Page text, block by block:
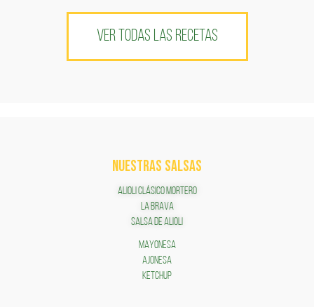
VER TODAS LAS RECETAS
NUESTRAS SALSAS
ALIOLI CLÁSICO MORTERO
LA BRAVA
SALSA DE ALIOLI
MAYONESA
AJONESA
KETCHUP